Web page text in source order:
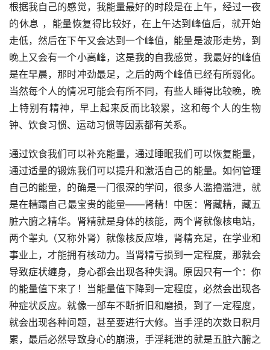
根据我自己的感觉，我能量最好的时段是在上午，经过一夜
的休息 ，能量恢复得比较好，在上午达到峰值后，就开始
走低，然后在下午又会达到一个峰值，能量是波形走势，到
晚上又会有一个小高峰，这是我的自我感觉，我最好的峰值
是在早晨，那时冲劲最足，之后的两个峰值已经有所弱化。
当然每个人的情况可能会有所不同，有些人睡得比较晚，晚
上特别有精神，早上起来反而比较累，这和每个人的生物
钟、饮食习惯、运动习惯等因素都有关系。
通过饮食我们可以补充能量，通过睡眠我们可以恢复能量，
通过适量的锻炼我们可以提升和激活自己的能量。如何管理
自己的能量，的确是一门很深的学问，很多人滥撸滥泄，就
是在糟蹋自己最宝贵的能量——肾精！中医：肾藏精，藏五
脏六腑之精华。肾精就是身体的核能，两个肾就像核电站，
两个睾丸（又称外肾）就像核反应堆，肾精充足，在学业和
事业上，才能拥有核动力。当肾精亏损到一定程度，那就会
导致症状缠身，身心都会出现各种失调。原因只有一个：你
的能量值下来了！当能量值下降到一定程度，必然会出现各
种症状反应。就像一部车不断折旧和磨损，到了一定程度，
就会出现各种问题，甚至要进行大修。当手淫的次数日积月
累，最后必然导致身心的崩溃，手淫耗泄的就是五脏六腑之